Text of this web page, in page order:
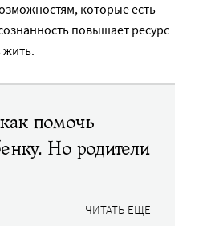
которые есть
повышает ресурс
жить.
помочь
Но родители
ЧИТАТЬ ЕЩЕ